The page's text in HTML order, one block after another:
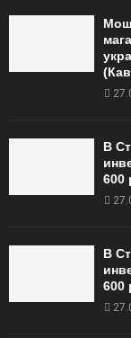
В
600
В
600